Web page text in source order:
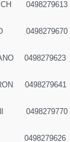
0498279613
0498279670
0498279623
0498279641
0498279770
0498279626